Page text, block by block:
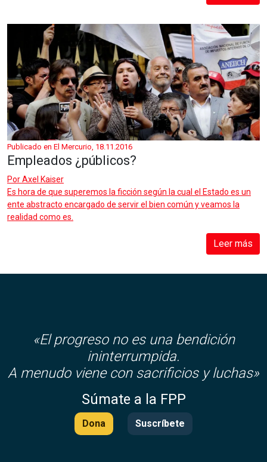
Publicado en El Mercurio, 18.11.2016
Empleados ¿públicos?
PorAxel Kaiser
Es hora de que superemos la ficción según la cual el Estado es un
ente abstracto encargado de servir el bien común y veamos la
realidad como es.
Leer más
«El progreso no es una bendición
ininterrumpida.
A menudo viene con sacrificios y luchas»
Súmate a la FPP
Dona Suscríbete